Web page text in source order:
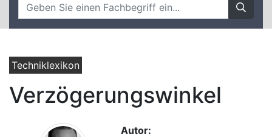
Techniklexikon
Verzögerungswinkel
Autor: